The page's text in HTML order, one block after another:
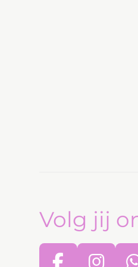
Volg jij